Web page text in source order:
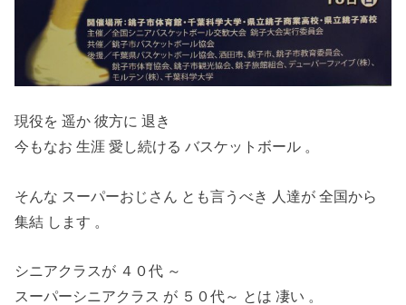
現役を 遥か 彼方に 退き
今もなお 生涯 愛し続ける バスケットボール 。
そんな スーパーおじさん とも言うべき 人達が 全国から
集結 します 。
シニアクラスが ４０代 ～
スーパーシニアクラス が ５０代～ とは 凄い 。